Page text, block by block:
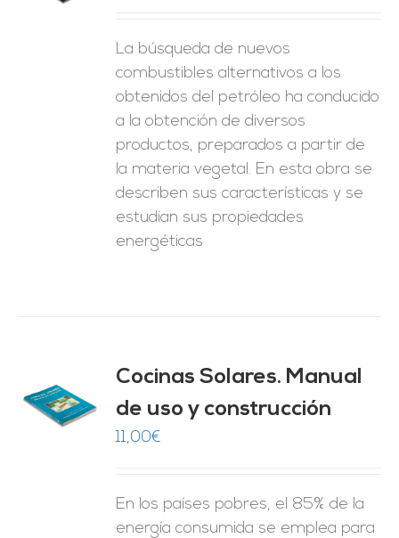
La búsqueda de nuevos
combustibles alternativos a los
obtenidos del petróleo ha conducido
a la obtención de diversos
productos, preparados a partir de
la materia vegetal. En esta obra se
describen sus características y se
estudian sus propiedades
energéticas
Cocinas Solares. Manual
de uso y construcción
11,00€
En los países pobres, el 85% de la
energía consumida se emplea para